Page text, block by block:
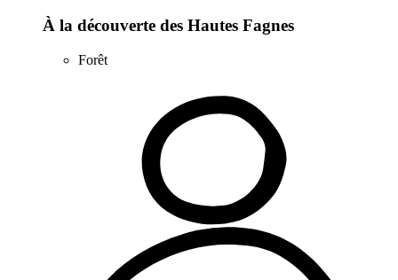
À la découverte des Hautes Fagnes
Forêt